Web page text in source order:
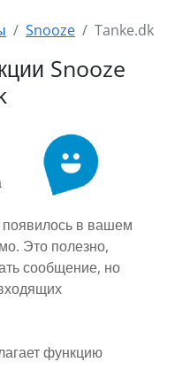
Snooze Tanke.dk
Snooze
в вашем
Это полезно,
сообщение, но
функцию